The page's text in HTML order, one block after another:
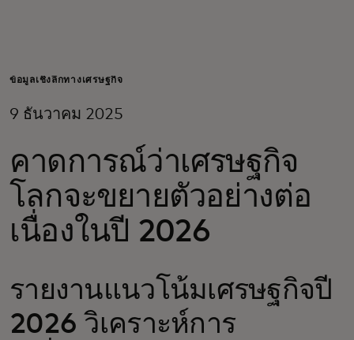
สำหรับธุรกิจ
สำหรับผู้สร้างนวัตกรรม
ข่าวสารและแนวโน้ม
ข้อมูลเชิงลึกทางเศรษฐกิจ
9 ธันวาคม 2025
คาดการณ์ว่าเศรษฐกิจ
โลกจะขยายตัวอย่างต่อ
เนื่องในปี 2026
รายงานแนวโน้มเศรษฐกิจปี
2026 วิเคราะห์การ